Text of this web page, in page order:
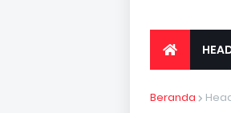
Beranda